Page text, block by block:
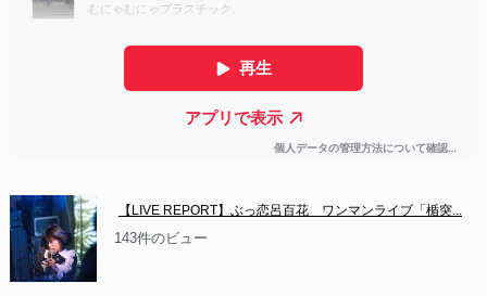
【LIVE REPORT】ぶっ恋呂百花　ワンマンライブ「楯突...
143件のビュー